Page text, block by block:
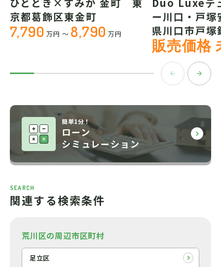
京都葛飾区東金町
7,790 万円 ～ 8,790 万円
ー川口・戸
県川口市戸塚
販売価格
簡単1分！
ローン
シミュレーション
SEARCH
関連する検索条件
荒川区の周辺市区町村
足立区